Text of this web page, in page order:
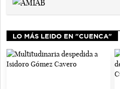
LO MÁS LEIDO EN "CUENCA"